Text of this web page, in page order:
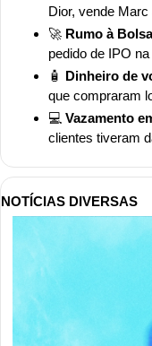
Dior, vende
🚀 Rumo à
pedido de IPO
🧴 Dinheiro de
que compraram
💻 Vazamento
clientes tiveram
NOTÍCIAS DIVERSAS